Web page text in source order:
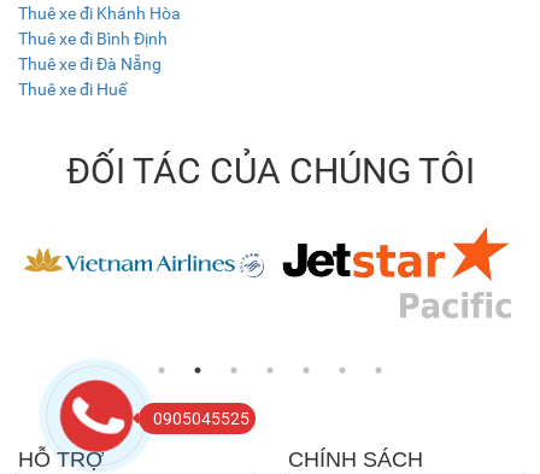
Thuê xe đi Khánh Hòa
Thuê xe đi Bình Định
Thuê xe đi Đà Nẵng
Thuê xe đi Huế
ĐỐI TÁC CỦA CHÚNG TÔI
HỖ TRỢ CHÍNH SÁCH
0905045525